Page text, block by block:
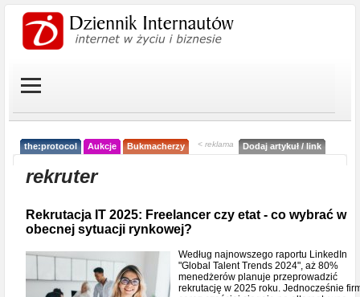
the:protocol Aukcje Bukmacherzy < reklama Dodaj artykuł / link
rekruter
Rekrutacja IT 2025: Freelancer czy etat - co wybrać w
obecnej sytuacji rynkowej?
Według najnowszego raportu LinkedIn
"Global Talent Trends 2024", aż 80%
menedżerów planuje przeprowadzić
rekrutację w 2025 roku. Jednocześnie